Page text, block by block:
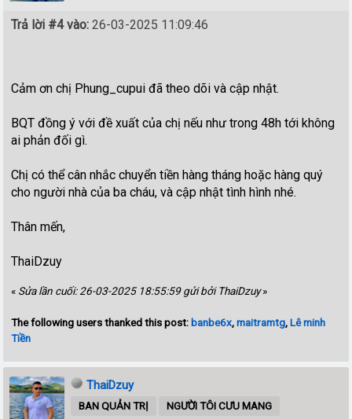
Trả lời #4 vào: 26-03-2025 11:09:46
Cảm ơn chị Phung_cupui đã theo dõi và cập nhật.
BQT đồng ý với đề xuất của chị nếu như trong 48h tới không
ai phản đối gì.
Chị có thể cân nhắc chuyển tiền hàng tháng hoặc hàng quý
cho người nhà của ba cháu, và cập nhật tình hình nhé.
Thân mến,
ThaiDzuy
« Sửa lần cuối: 26-03-2025 18:55:59 gửi bởi ThaiDzuy»
The following users thanked this post: banbe6x,maitramtg,Lê minh
Tiền
ThaiDzuy
BAN QUẢN TRỊ
NGƯỜI TÔI CƯU MANG